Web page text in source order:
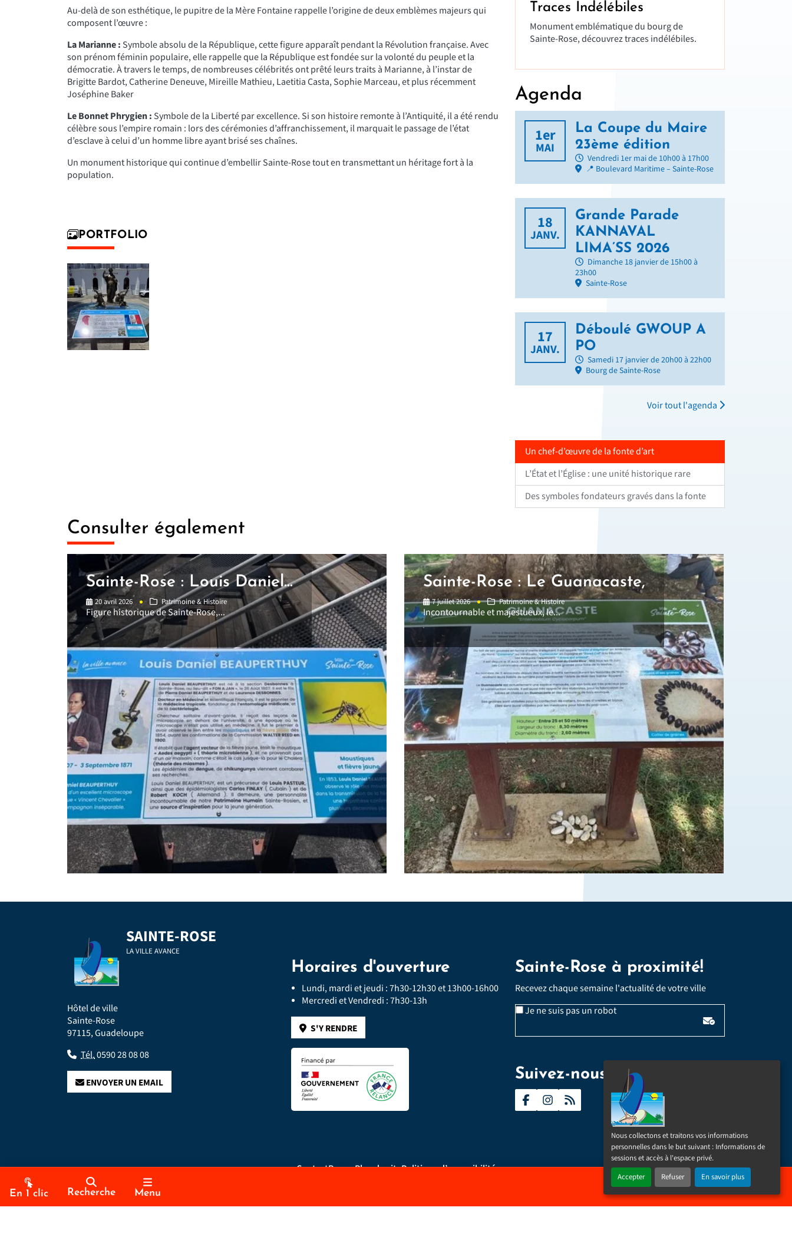
Nous collectons et traitons vos informations
personnelles dans le but suivant : Informations de
sessions et accès à l'espace privé.
Accepter Refuser En savoir plus
En 1 clic Recherche Menu
Au-delà de son esthétique, le pupitre de la Mère Fontaine rappelle l’origine de deux emblèmes majeurs qui
composent l’œuvre :
La Marianne : Symbole absolu de la République, cette figure apparaît pendant la Révolution française. Avec
son prénom féminin populaire, elle rappelle que la République est fondée sur la volonté du peuple et la
démocratie. À travers le temps, de nombreuses célébrités ont prêté leurs traits à Marianne, à l’instar de
Brigitte Bardot, Catherine Deneuve, Mireille Mathieu, Laetitia Casta, Sophie Marceau, et plus récemment
Joséphine Baker
Le Bonnet Phrygien : Symbole de la Liberté par excellence. Si son histoire remonte à l’Antiquité, il a été rendu
célèbre sous l’empire romain : lors des cérémonies d’affranchissement, il marquait le passage de l’état
d’esclave à celui d’un homme libre ayant brisé ses chaînes.
Un monument historique qui continue d’embellir Sainte-Rose tout en transmettant un héritage fort à la
population.
PORTFOLIO
Traces Indélébiles
Monument emblématique du bourg de
Sainte-Rose, découvrez traces indélébiles.
Agenda
1er
MAI
La Coupe du Maire
23ème édition
Vendredi 1er mai de 10h00 à 17h00
📍 Boulevard Maritime – Sainte-Rose
18
JANV.
Grande Parade
KANNAVAL
LIMA’SS 2026
Dimanche 18 janvier de 15h00 à
23h00
Sainte-Rose
17
JANV.
Déboulé GWOUP A
PO
Samedi 17 janvier de 20h00 à 22h00
Bourg de Sainte-Rose
Voir tout l'agenda
Un chef-d’œuvre de la fonte d’art
L’État et l’Église : une unité historique rare
Des symboles fondateurs gravés dans la fonte
Consulter également
Sainte-Rose : Louis Daniel...
20 avril 2026 Patrimoine & Histoire
Figure historique de Sainte-Rose,...
Sainte-Rose : Le Guanacaste,
7 juillet 2026 Patrimoine & Histoire
Incontournable et majestueux, le...
SAINTE-ROSE
LA VILLE AVANCE
Hôtel de ville
Sainte-Rose
97115, Guadeloupe
Tél.0590 28 08 08
ENVOYER UN EMAIL
Horaires d'ouverture
Lundi, mardi et jeudi : 7h30-12h30 et 13h00-16h00
Mercredi et Vendredi : 7h30-13h
S'Y RENDRE
Sainte-Rose à proximité!
Recevez chaque semaine l'actualité de votre ville
Je ne suis pas un robotVeuillez laisser ce champ vide :
Email
Suivez-nous
ContactPressePlan du sitePolitique d’accessibilité
2024 – 2026 © Sainte-Rose Réalisé parIPEOS I-Solutions